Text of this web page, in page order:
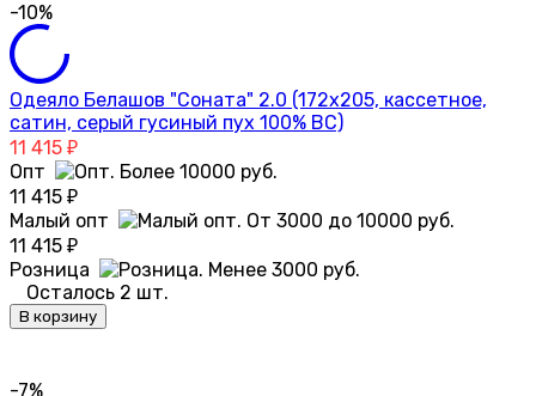
-10%
Одеяло Белашов "Соната" 2.0 (172х205, кассетное,
сатин, серый гусиный пух 100% ВС)
11 415 ₽
Опт
11 415 ₽
Малый опт
11 415 ₽
Розница
Осталось 2 шт.
В корзину
-7%